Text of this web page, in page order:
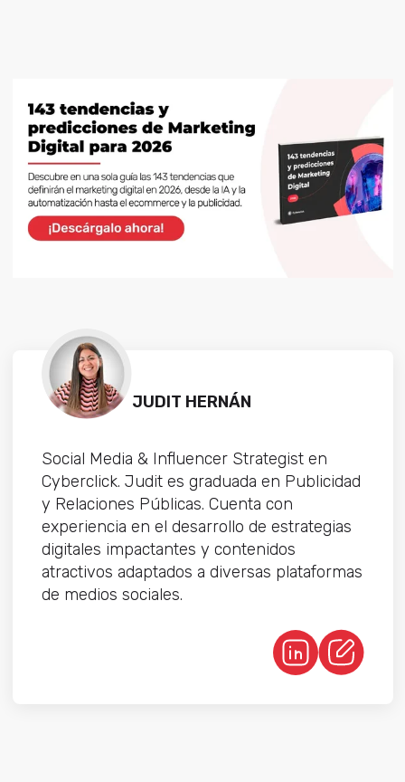
JUDIT HERNÁN
Social Media & Influencer Strategist en
Cyberclick. Judit es graduada en Publicidad
y Relaciones Públicas. Cuenta con
experiencia en el desarrollo de estrategias
digitales impactantes y contenidos
atractivos adaptados a diversas plataformas
de medios sociales.